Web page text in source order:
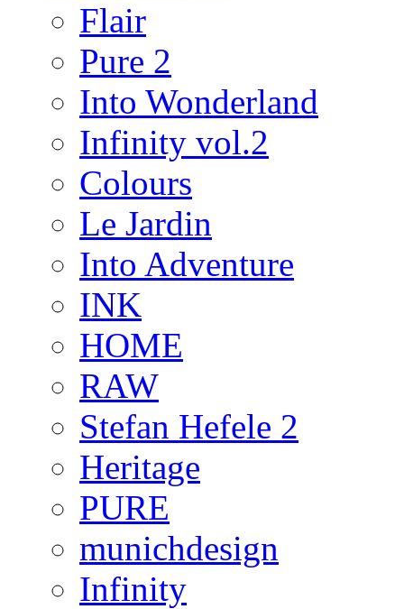
Flair
Pure 2
Into Wonderland
Infinity vol.2
Colours
Le Jardin
Into Adventure
INK
HOME
RAW
Stefan Hefele 2
Heritage
PURE
munichdesign
Infinity